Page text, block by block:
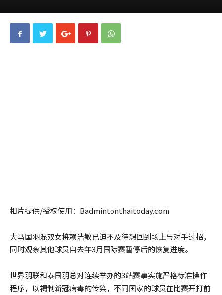
相片提供/授权使用：Badmintonthaitoday.com
大马国羽混双女将赖洁敏已迫不及待想回到场上与对手过招，
同时观察其他球员自去年3月国际赛暂停后的恢复进度。
世界羽联和泰国羽总对连续举办的3站赛事实施严格标准操作
程序，以褐制新冠病毒的传染，不同国家的球员在比赛开打前